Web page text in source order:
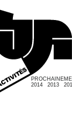
2014
2013